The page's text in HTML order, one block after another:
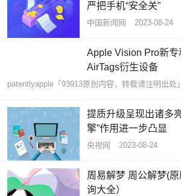
严把手机“安全关”
中国新闻网 2023-08-24
Apple Vision Pro新专
AirTags衍生设备
patentlyapple「93913原创内容，转载请注明出处
提质升级呈现出诸多
擎”作用进一步凸显
央视网 2023-08-24
周易解梦 周公解梦(
询大全）